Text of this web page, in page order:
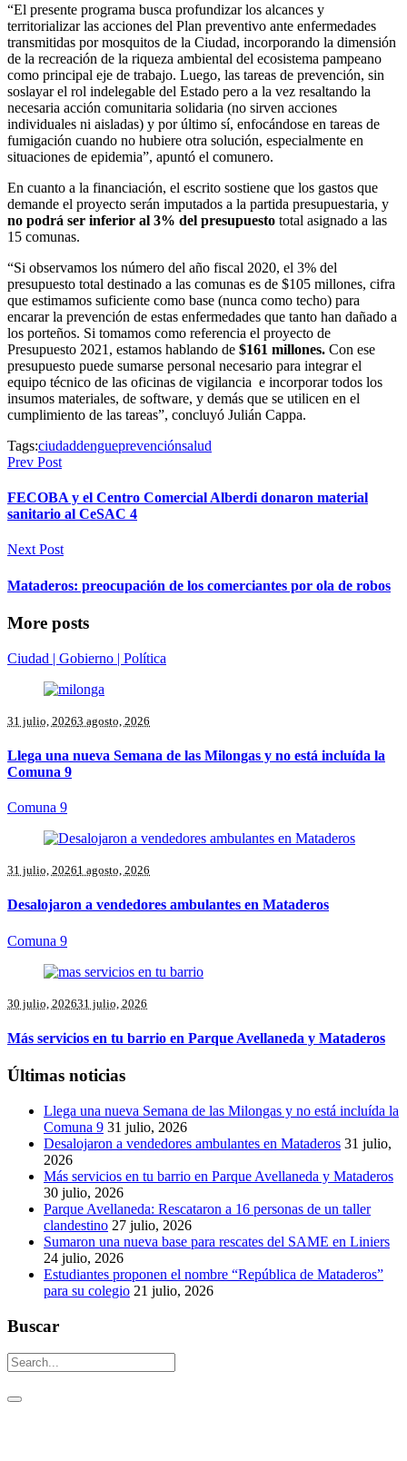
“El presente programa busca profundizar los alcances y
territorializar las acciones del Plan preventivo ante enfermedades
transmitidas por mosquitos de la Ciudad, incorporando la dimensión
de la recreación de la riqueza ambiental del ecosistema pampeano
como principal eje de trabajo. Luego, las tareas de prevención, sin
soslayar el rol indelegable del Estado pero a la vez resaltando la
necesaria acción comunitaria solidaria (no sirven acciones
individuales ni aisladas) y por último sí, enfocándose en tareas de
fumigación cuando no hubiere otra solución, especialmente en
situaciones de epidemia”, apuntó el comunero.
En cuanto a la financiación, el escrito sostiene que los gastos que
demande el proyecto serán imputados a la partida presupuestaria, y
no podrá ser inferior al 3% del presupuesto total asignado a las
15 comunas.
“Si observamos los número del año fiscal 2020, el 3% del
presupuesto total destinado a las comunas es de $105 millones, cifra
que estimamos suficiente como base (nunca como techo) para
encarar la prevención de estas enfermedades que tanto han dañado a
los porteños. Si tomamos como referencia el proyecto de
Presupuesto 2021, estamos hablando de $161 millones. Con ese
presupuesto puede sumarse personal necesario para integrar el
equipo técnico de las oficinas de vigilancia e incorporar todos los
insumos materiales, de software, y demás que se utilicen en el
cumplimiento de las tareas”, concluyó Julián Cappa.
Tags:ciudaddengueprevenciónsalud
Prev Post
FECOBA y el Centro Comercial Alberdi donaron material
sanitario al CeSAC 4
Next Post
Mataderos: preocupación de los comerciantes por ola de robos
More posts
Ciudad | Gobierno | Política
31 julio, 20263 agosto, 2026
Llega una nueva Semana de las Milongas y no está incluída la
Comuna 9
Comuna 9
31 julio, 20261 agosto, 2026
Desalojaron a vendedores ambulantes en Mataderos
Comuna 9
30 julio, 202631 julio, 2026
Más servicios en tu barrio en Parque Avellaneda y Mataderos
Últimas noticias
Llega una nueva Semana de las Milongas y no está incluída la
Comuna 9 31 julio, 2026
Desalojaron a vendedores ambulantes en Mataderos 31 julio,
2026
Más servicios en tu barrio en Parque Avellaneda y Mataderos
30 julio, 2026
Parque Avellaneda: Rescataron a 16 personas de un taller
clandestino 27 julio, 2026
Sumaron una nueva base para rescates del SAME en Liniers
24 julio, 2026
Estudiantes proponen el nombre “República de Mataderos”
para su colegio 21 julio, 2026
Buscar